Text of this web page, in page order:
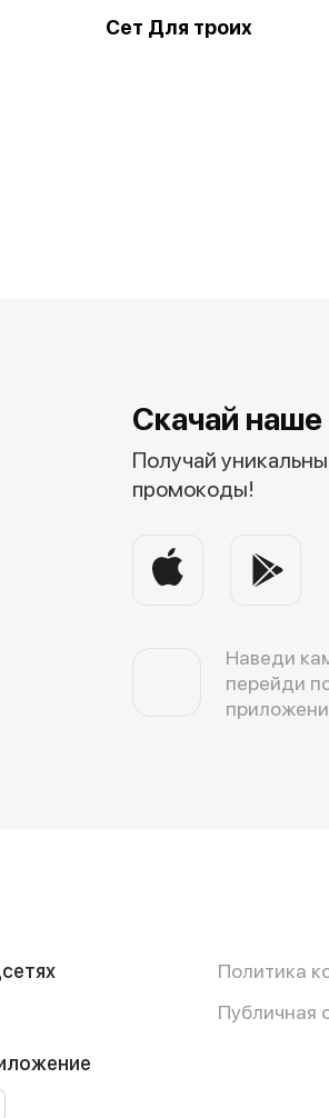
Сет Для троих
Скачай
Получай
промокоды!
Наведи
перейди
Политика
Публичная